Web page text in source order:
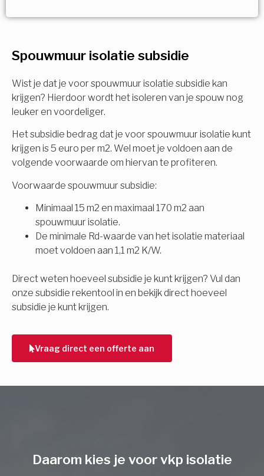
Spouwmuur isolatie subsidie
Wist je dat je voor spouwmuur isolatie subsidie kan
krijgen? Hierdoor wordt het isoleren van je spouw nog
leuker en voordeliger.
Het subsidie bedrag dat je voor spouwmuur isolatie kunt
krijgen is 5 euro per m2. Wel moet je voldoen aan de
volgende voorwaarde om hiervan te profiteren.
Voorwaarde spouwmuur subsidie:
Minimaal 15 m2 en maximaal 170 m2 aan
spouwmuur isolatie.
De minimale Rd-waarde van het isolatie materiaal
moet voldoen aan 1,1 m2 K/W.
Direct weten hoeveel subsidie je kunt krijgen? Vul dan
onze subsidie rekentool in en bekijk direct hoeveel
subsidie je kunt krijgen.
Vraag direct een offerte aan
Meerdere keuzes mogelijk
Isolatiemaatregel
Spouwisolatie
Vloerisolatie
Dakisolatie
Gevelisolatie
Vorige
subsidie!
Vul uw gegevens in en ontvang nu direct uw
berekening per mail.
Voornaam
Achternaam
Vorige
Daarom kies je voor vkp isolatie